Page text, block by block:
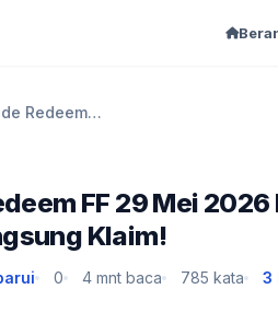
Gila-Gilaan! Kode Redeem FF 29 Mei 2026 Hadirkan S...
FF 29 Mei
Klaim!
0 4 mnt baca 785 kata 3